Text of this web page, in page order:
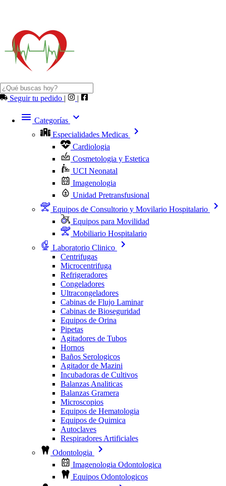
Seguir tu pedido | |
Categorías
Especialidades Medicas
Cardiologia
Cosmetologia y Estetica
UCI Neonatal
Imagenologia
Unidad Pretransfusional
Equipos de Consultorio y Movilario Hospitalario
Equipos para Movilidad
Mobiliario Hospitalario
Laboratorio Clinico
Centrifugas
Microcentrifuga
Refrigeradores
Congeladores
Ultracongeladores
Cabinas de Flujo Laminar
Cabinas de Bioseguridad
Equipos de Orina
Pipetas
Agitadores de Tubos
Hornos
Baños Serologicos
Agitador de Mazini
Incubadoras de Cultivos
Balanzas Analiticas
Balanzas Gramera
Microscopios
Equipos de Hematologia
Equipos de Quimica
Autoclaves
Respiradores Artificiales
Odontologia
Imagenologia Odontologica
Equipos Odontologicos